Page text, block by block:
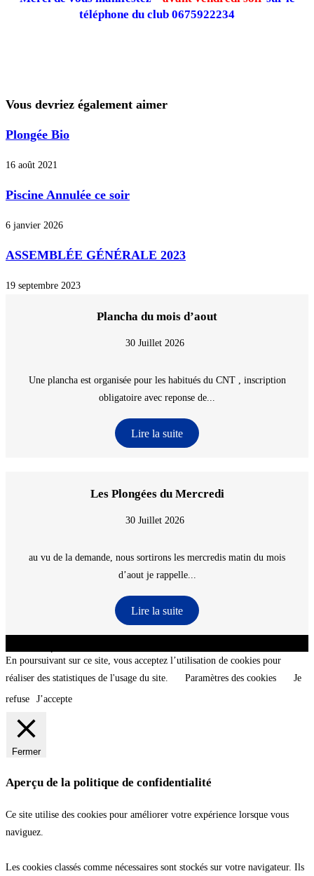
téléphone du club 0675922234
Vous devriez également aimer
Plongée Bio
16 août 2021
Piscine Annulée ce soir
6 janvier 2026
ASSEMBLÉE GÉNÉRALE 2023
19 septembre 2023
Plancha du mois d’aout
30 Juillet 2026
Une plancha est organisée pour les habitués du CNT , inscription
obligatoire avec reponse de...
Lire la suite
Les Plongées du Mercredi
30 Juillet 2026
au vu de la demande, nous sortirons les mercredis matin du mois
d’aout je rappelle...
Lire la suite
En poursuivant sur ce site, vous acceptez l’utilisation de cookies pour
réaliser des statistiques de l'usage du site.
Paramètres des cookies
Je
refuse
J’accepte
Fermer
Aperçu de la politique de confidentialité
Ce site utilise des cookies pour améliorer votre expérience lorsque vous
naviguez.
Les cookies classés comme nécessaires sont stockés sur votre navigateur. Ils